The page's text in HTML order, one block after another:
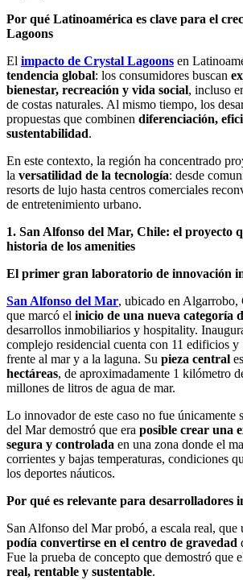
Por qué Latinoamérica es clave para el
Lagoons
El impacto de Crystal Lagoons en
tendencia global: los consumidores buscan
bienestar, recreación y vida social, incluso
de costas naturales. Al mismo tiempo, los
propuestas que combinen diferenciación,
sustentabilidad.
En este contexto, la región ha concentrado
la versatilidad de la tecnología: desde
resorts de lujo hasta centros comerciales
de entretenimiento urbano.
1. San Alfonso del Mar, Chile: el proyecto
historia de los amenities
El primer gran laboratorio de innovación
San Alfonso del Mar, ubicado en
que marcó el inicio de una nueva categoría
desarrollos inmobiliarios y hospitality.
complejo residencial cuenta con 11 edificios y
frente al mar y a la laguna. Su pieza central
hectáreas, de aproximadamente 1 kilómetro
millones de litros de agua de mar.
Lo innovador de este caso no fue únicamente
del Mar demostró que era posible crear una
segura y controlada en una zona donde el
corrientes y bajas temperaturas, condiciones
los deportes náuticos.
Por qué es relevante para desarrolladores
San Alfonso del Mar probó, a escala real, que
podía convertirse en el centro de gravedad
Fue la prueba de concepto que demostró que
real, rentable y sustentable.